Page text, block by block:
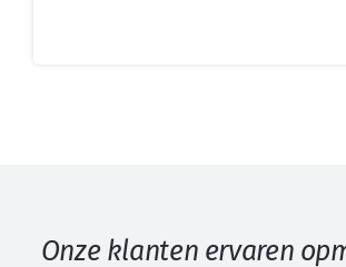
Onze klanten ervaren